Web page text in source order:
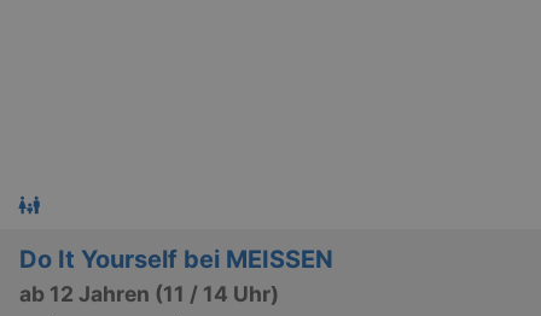
Do It Yourself bei MEISSEN
ab 12 Jahren (11 / 14 Uhr)